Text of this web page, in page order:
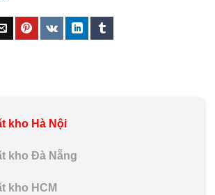
kho Hà Nội
kho Đà Nẵng
kho HCM